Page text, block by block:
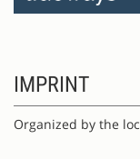
IMPRINT
Organized by the